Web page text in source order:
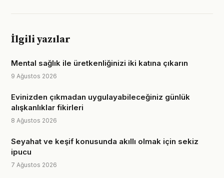
İlgili yazılar
Mental sağlık ile üretkenliğinizi iki katına çıkarın
9 Ağustos 2026
Evinizden çıkmadan uygulayabileceğiniz günlük
alışkanlıklar fikirleri
8 Ağustos 2026
Seyahat ve keşif konusunda akıllı olmak için sekiz
ipucu
7 Ağustos 2026